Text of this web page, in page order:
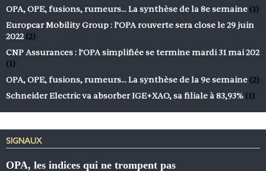
OPA, OPE, fusions, rumeurs… La synthèse de la 8e semaine (1)
Europcar Mobility Group : l’OPA rouverte sera close le 29 juin
2022 (2)
CNP Assurances : l’OPA simplifiée se termine mardi 31 mai 202
(1)
OPA, OPE, fusions, rumeurs… La synthèse de la 9e semaine (2)
Schneider Electric va absorber IGE+XAO, sa filiale à 83,93% (1)
SIGNAUX
OPA, les indices qui ne trompent pas